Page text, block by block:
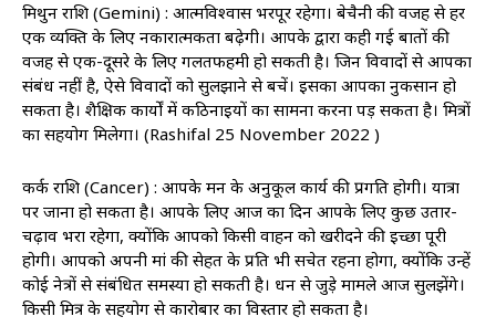
मिथुन राशि (Gemini) : आत्मविश्वास भरपूर रहेगा। बेचैनी की वजह से हर
एक व्यक्ति के लिए नकारात्मकता बढ़ेगी। आपके द्वारा कही गई बातों की
वजह से एक-दूसरे के लिए गलतफहमी हो सकती है। जिन विवादों से आपका
संबंध नहीं है, ऐसे विवादों को सुलझाने से बचें। इसका आपका नुकसान हो
सकता है। शैक्षिक कार्यों में कठिनाइयों का सामना करना पड़ सकता है। मित्रों
का सहयोग मिलेगा। (Rashifal 25 November 2022 )
कर्क राशि (Cancer) : आपके मन के अनुकूल कार्य की प्रगति होगी। यात्रा
पर जाना हो सकता है। आपके लिए आज का दिन आपके लिए कुछ उतार-
चढ़ाव भरा रहेगा, क्योंकि आपको किसी वाहन को खरीदने की इच्छा पूरी
होगी। आपको अपनी मां की सेहत के प्रति भी सचेत रहना होगा, क्योंकि उन्हें
कोई नेत्रों से संबंधित समस्या हो सकती है। धन से जुड़े मामले आज सुलझेंगे।
किसी मित्र के सहयोग से कारोबार का विस्तार हो सकता है।